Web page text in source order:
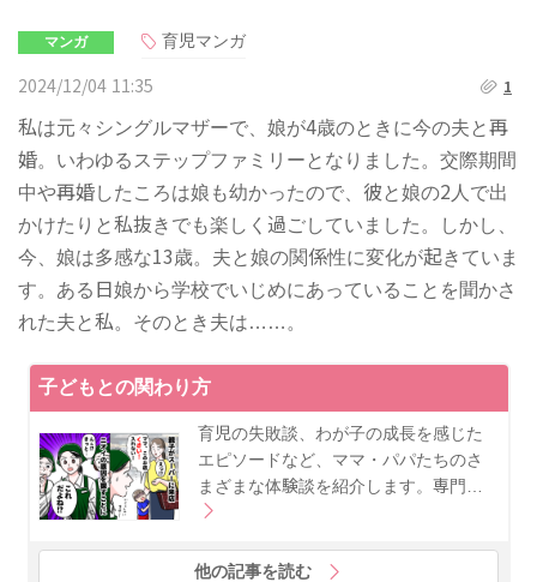
マンガ 育児マンガ
2024/12/04 11:35 1
私は元々シングルマザーで、娘が4歳のときに今の夫と再
婚。いわゆるステップファミリーとなりました。交際期間
中や再婚したころは娘も幼かったので、彼と娘の2人で出
かけたりと私抜きでも楽しく過ごしていました。しかし、
今、娘は多感な13歳。夫と娘の関係性に変化が起きていま
す。ある日娘から学校でいじめにあっていることを聞かさ
れた夫と私。そのとき夫は……。
子どもとの関わり方
育児の失敗談、わが子の成長を感じた
エピソードなど、ママ・パパたちのさ
まざまな体験談を紹介します。専門…
他の記事を読む